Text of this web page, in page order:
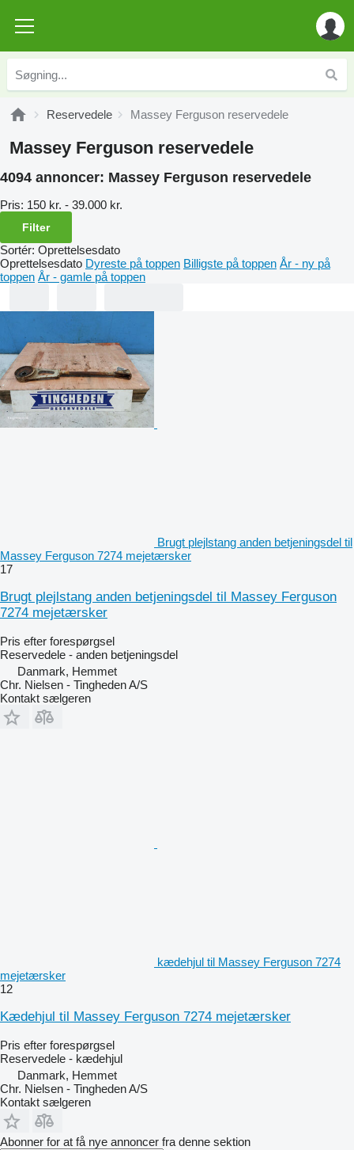
Reservedele Massey Ferguson reservedele
Massey Ferguson reservedele
4094 annoncer: Massey Ferguson reservedele
Pris: 150 kr. - 39.000 kr.
Filter
Sortér: Oprettelsesdato
Oprettelsesdato Dyreste på toppen Billigste på toppen År - ny på
toppen År - gamle på toppen
Brugt plejlstang anden betjeningsdel til
Massey Ferguson 7274 mejetærsker
17
Brugt plejlstang anden betjeningsdel til Massey Ferguson
7274 mejetærsker
Pris efter forespørgsel
Reservedele - anden betjeningsdel
Danmark, Hemmet
Chr. Nielsen - Tingheden A/S
Kontakt sælgeren
kædehjul til Massey Ferguson 7274
mejetærsker
12
Kædehjul til Massey Ferguson 7274 mejetærsker
Pris efter forespørgsel
Reservedele - kædehjul
Danmark, Hemmet
Chr. Nielsen - Tingheden A/S
Kontakt sælgeren
Abonner for at få nye annoncer fra denne sektion